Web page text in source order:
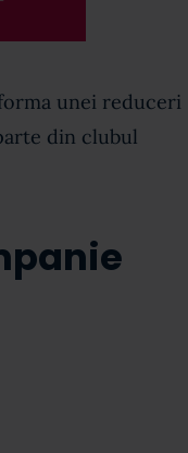
unei reduceri
din clubul